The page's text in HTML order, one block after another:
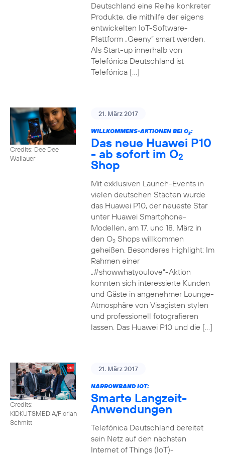
Deutschland eine Reihe konkreter
Produkte, die mithilfe der eigens
entwickelten IoT-Software-
Plattform „Geeny“ smart werden.
Als Start-up innerhalb von
Telefónica Deutschland ist
Telefónica […]
Credits: Dee Dee
Wallauer
21. März 2017
WILLKOMMENS-AKTIONEN BEI O2:
Das neue Huawei P10
- ab sofort im O2
Shop
Mit exklusiven Launch-Events in
vielen deutschen Städten wurde
das Huawei P10, der neueste Star
unter Huawei Smartphone-
Modellen, am 17. und 18. März in
den O2Shops willkommen
geheißen. Besonderes Highlight: Im
Rahmen einer
„#showwhatyoulove“-Aktion
konnten sich interessierte Kunden
und Gäste in angenehmer Lounge-
Atmosphäre von Visagisten stylen
und professionell fotografieren
lassen. Das Huawei P10 und die […]
Credits:
KIDKUTSMEDIA/Florian
Schmitt
21. März 2017
NARROWBAND IOT:
Smarte Langzeit-
Anwendungen
Telefónica Deutschland bereitet
sein Netz auf den nächsten
Internet of Things (IoT)-